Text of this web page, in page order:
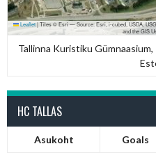
Leaflet |Tiles © Esri — Source: Esri, i-cubed, USDA,
and the GIS
Tallinna Kuristiku
HC TALLAS
Asukoht Goals